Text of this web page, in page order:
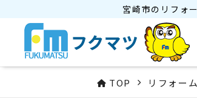
宮崎市のリフォ
TOP リフォー